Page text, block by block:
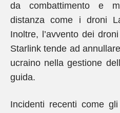
da combattimento e
distanza come i droni
Inoltre, l’avvento dei
Starlink tende ad
ucraino nella gestione
guida.
Incidenti recenti come